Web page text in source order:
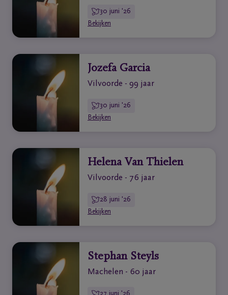
30 juni '26
Bekijken
Jozefa Garcia
Vilvoorde - 99 jaar
30 juni '26
Bekijken
Helena Van Thielen
Vilvoorde - 76 jaar
28 juni '26
Bekijken
Stephan Steyls
Machelen - 60 jaar